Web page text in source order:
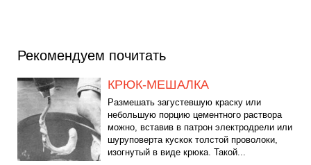
Рекомендуем почитать
КРЮК-МЕШАЛКА
Размешать загустевшую краску или
небольшую порцию цементного раствора
можно, вставив в патрон электродрели или
шуруповерта кускок толстой проволоки,
изогнутый в виде крюка. Такой...